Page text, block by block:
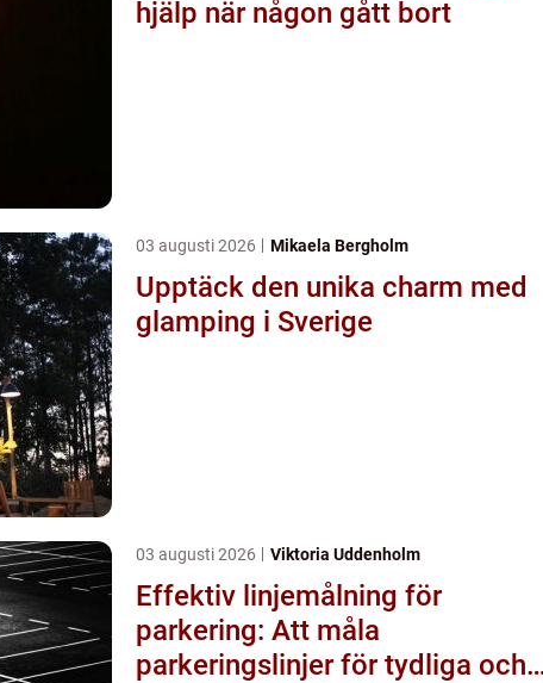
hjälp när någon gått bort
03 augusti 2026 Mikaela Bergholm
Upptäck den unika charm med
glamping i Sverige
03 augusti 2026 Viktoria Uddenholm
Effektiv linjemålning för
parkering: Att måla
parkeringslinjer för tydliga och